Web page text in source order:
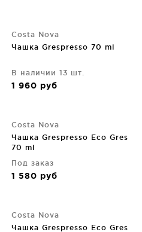
Costa Nova
Чашка Grespresso 70 ml
В наличии 13 шт.
1 960 руб
Costa Nova
Чашка Grespresso Eco Gres
70 ml
Под заказ
1 580 руб
Costa Nova
Чашка Grespresso Eco Gres